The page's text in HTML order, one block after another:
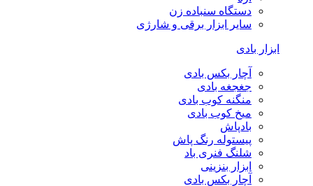
دستگاه سنباده زن
سایر ابزار برقی و شارژی
ابزار بادی
آچار بکس بادی
جغجغه بادی
منگنه کوب بادی
میخ کوب بادی
بادپاش
پیستوله رنگ پاش
شلنگ فنری باد
ابزار بنزینی
آچار بکس بادی